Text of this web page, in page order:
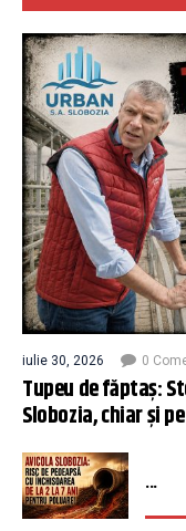
iulie 30, 2026 0
Tupeu de făptaș:
Slobozia, chiar și
...